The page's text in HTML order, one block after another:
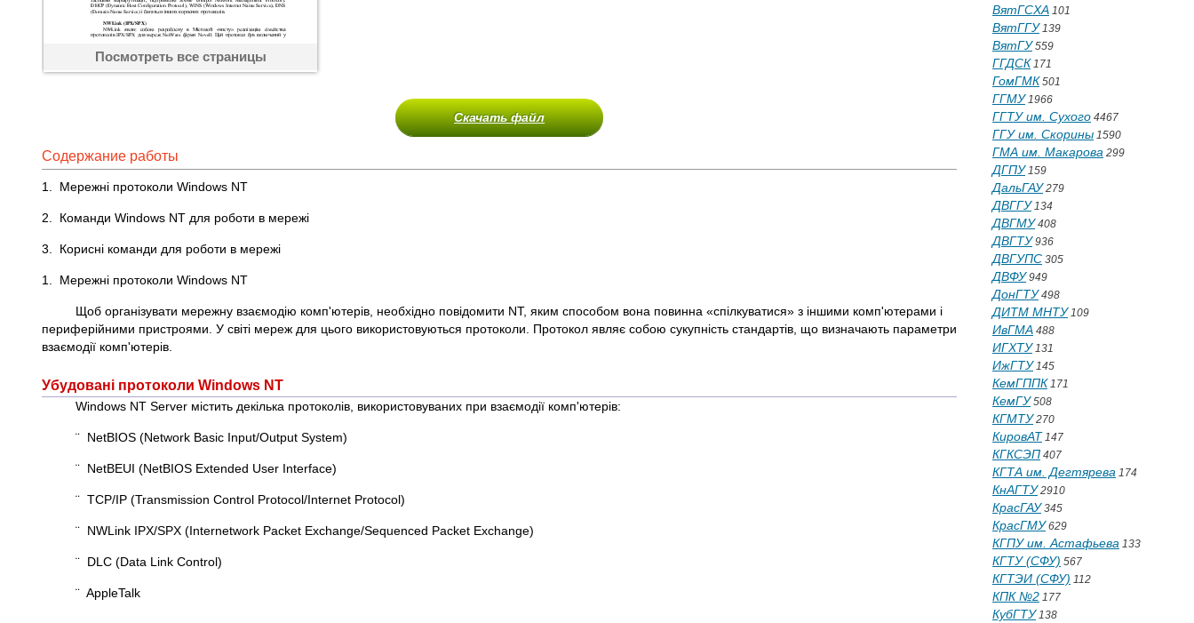
Посмотреть все страницы
Скачать файл
Содержание работы
1. Мережні протоколи Windows NT
2. Команди Windows NT для роботи в мережі
3. Корисні команди для роботи в мережі
1. Мережні протоколи Windows NT
Щоб організувати мережну взаємодію комп'ютерів, необхідно повідомити NT, яким способом вона повинна «спілкуватися» з іншими комп'ютерами і
периферійними пристроями. У світі мереж для цього використовуються протоколи. Протокол являє собою сукупність стандартів, що визначають параметри
взаємодії комп'ютерів.
Убудовані протоколи Windows NT
Windows NT Server містить декілька протоколів, використовуваних при взаємодії комп'ютерів:
¨ NetBIOS (Network Basic Input/Output System)
¨ NetBEUI (NetBIOS Extended User Interface)
¨ TCP/IP (Transmission Control Protocol/Internet Protocol)
¨ NWLink IPX/SPX (Internetwork Packet Exchange/Sequenced Packet Exchange)
¨ DLC (Data Link Control)
¨ AppleTalk
ВятГСХА 101
ВятГГУ139
ВятГУ559
ГГДСК 171
ГомГМК 501
ГГМУ1966
ГГТУ им. Сухого 4467
ГГУ им. Скорины 1590
ГМА им. Макарова 299
ДГПУ159
ДальГАУ279
ДВГГУ134
ДВГМУ408
ДВГТУ936
ДВГУПС 305
ДВФУ949
ДонГТУ498
ДИТМ МНТУ109
ИвГМА 488
ИГХТУ131
ИжГТУ145
КемГППК 171
КемГУ508
КГМТУ270
КировАТ 147
КГКСЭП 407
КГТА им. Дегтярева 174
КнАГТУ2910
КрасГАУ345
КрасГМУ629
КГПУ им. Астафьева 133
КГТУ (СФУ) 567
КГТЭИ (СФУ) 112
КПК №2 177
КубГТУ138